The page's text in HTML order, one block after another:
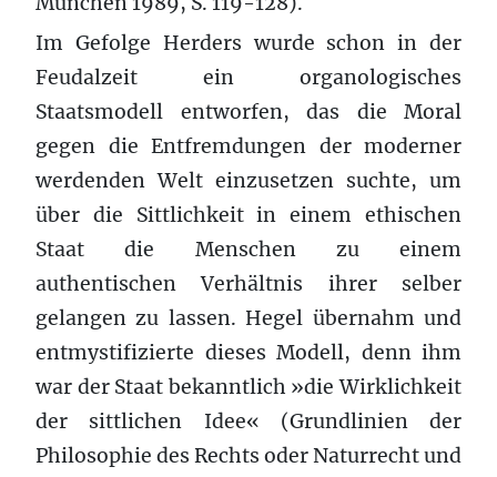
Im Gefolge Herders wurde schon in der
Feudalzeit ein organologisches
Staatsmodell entworfen, das die Moral
gegen die Entfremdungen der moderner
werdenden Welt einzusetzen suchte, um
über die Sittlichkeit in einem ethischen
Staat die Menschen zu einem
authentischen Verhältnis ihrer selber
gelangen zu lassen. Hegel übernahm und
entmystifizierte dieses Modell, denn ihm
war der Staat bekanntlich »die Wirklichkeit
der sittlichen Idee« (Grundlinien der
Philosophie des Rechts oder Naturrecht und